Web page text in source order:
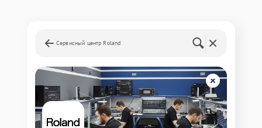
Сервисный центр Roland